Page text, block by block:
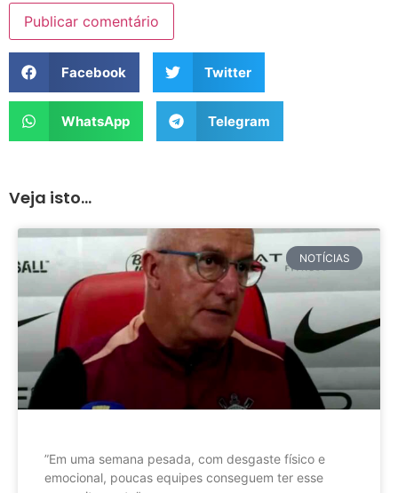
Facebook Twitter
WhatsApp Telegram
Veja isto...
NOTÍCIAS
”Em uma semana pesada, com desgaste físico e
emocional, poucas equipes conseguem ter esse